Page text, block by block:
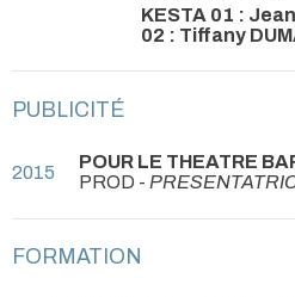
KESTA 01 :
02 : Tiffany
PUBLICITÉ
2015 POUR LE THEATRE
PROD -
FORMATION